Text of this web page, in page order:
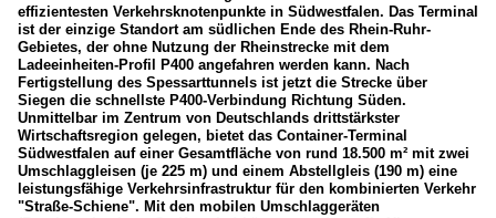
effizientesten Verkehrsknotenpunkte in Südwestfalen. Das Terminal
ist der einzige Standort am südlichen Ende des Rhein-Ruhr-
Gebietes, der ohne Nutzung der Rheinstrecke mit dem
Ladeeinheiten-Profil P400 angefahren werden kann. Nach
Fertigstellung des Spessarttunnels ist jetzt die Strecke über
Siegen die schnellste P400-Verbindung Richtung Süden.
Unmittelbar im Zentrum von Deutschlands drittstärkster
Wirtschaftsregion gelegen, bietet das Container-Terminal
Südwestfalen auf einer Gesamtfläche von rund 18.500 m² mit zwei
Umschlaggleisen (je 225 m) und einem Abstellgleis (190 m) eine
leistungsfähige Verkehrsinfrastruktur für den kombinierten Verkehr
"Straße-Schiene". Mit den mobilen Umschlaggeräten